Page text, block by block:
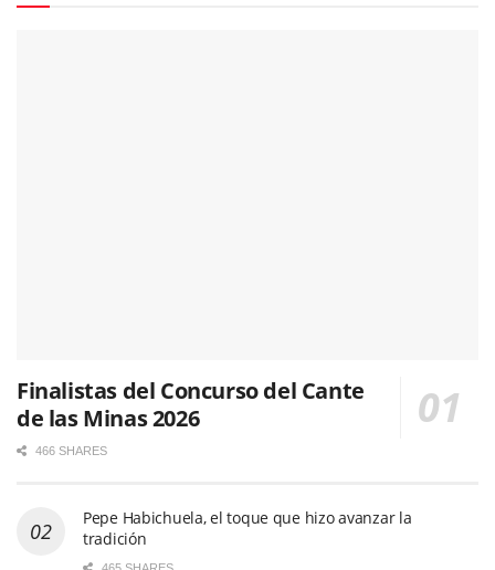
Finalistas del Concurso del Cante
de las Minas 2026
466 SHARES
Pepe Habichuela, el toque que hizo avanzar la
tradición